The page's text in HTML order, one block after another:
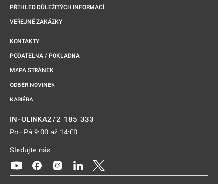
PŘEHLED DŮLEŽITÝCH INFORMACÍ
VEŘEJNÉ ZAKÁZKY
KONTAKTY
PODATELNA / POKLADNA
MAPA STRÁNEK
ODBĚR NOVINEK
KARIÉRA
INFOLINKA272 185 333
Po–Pá 9:00 až 14:00
Sledujte nás
Odkaz se otevře na nové kartě
Odkaz se otevře na nové kartě
Odkaz se otevře na nové kartě
Odkaz se otevře na nové kartě